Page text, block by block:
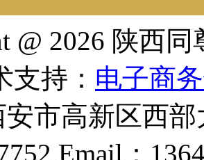
@ 2026 陕西
支持： 电子商
市高新区西
Email：